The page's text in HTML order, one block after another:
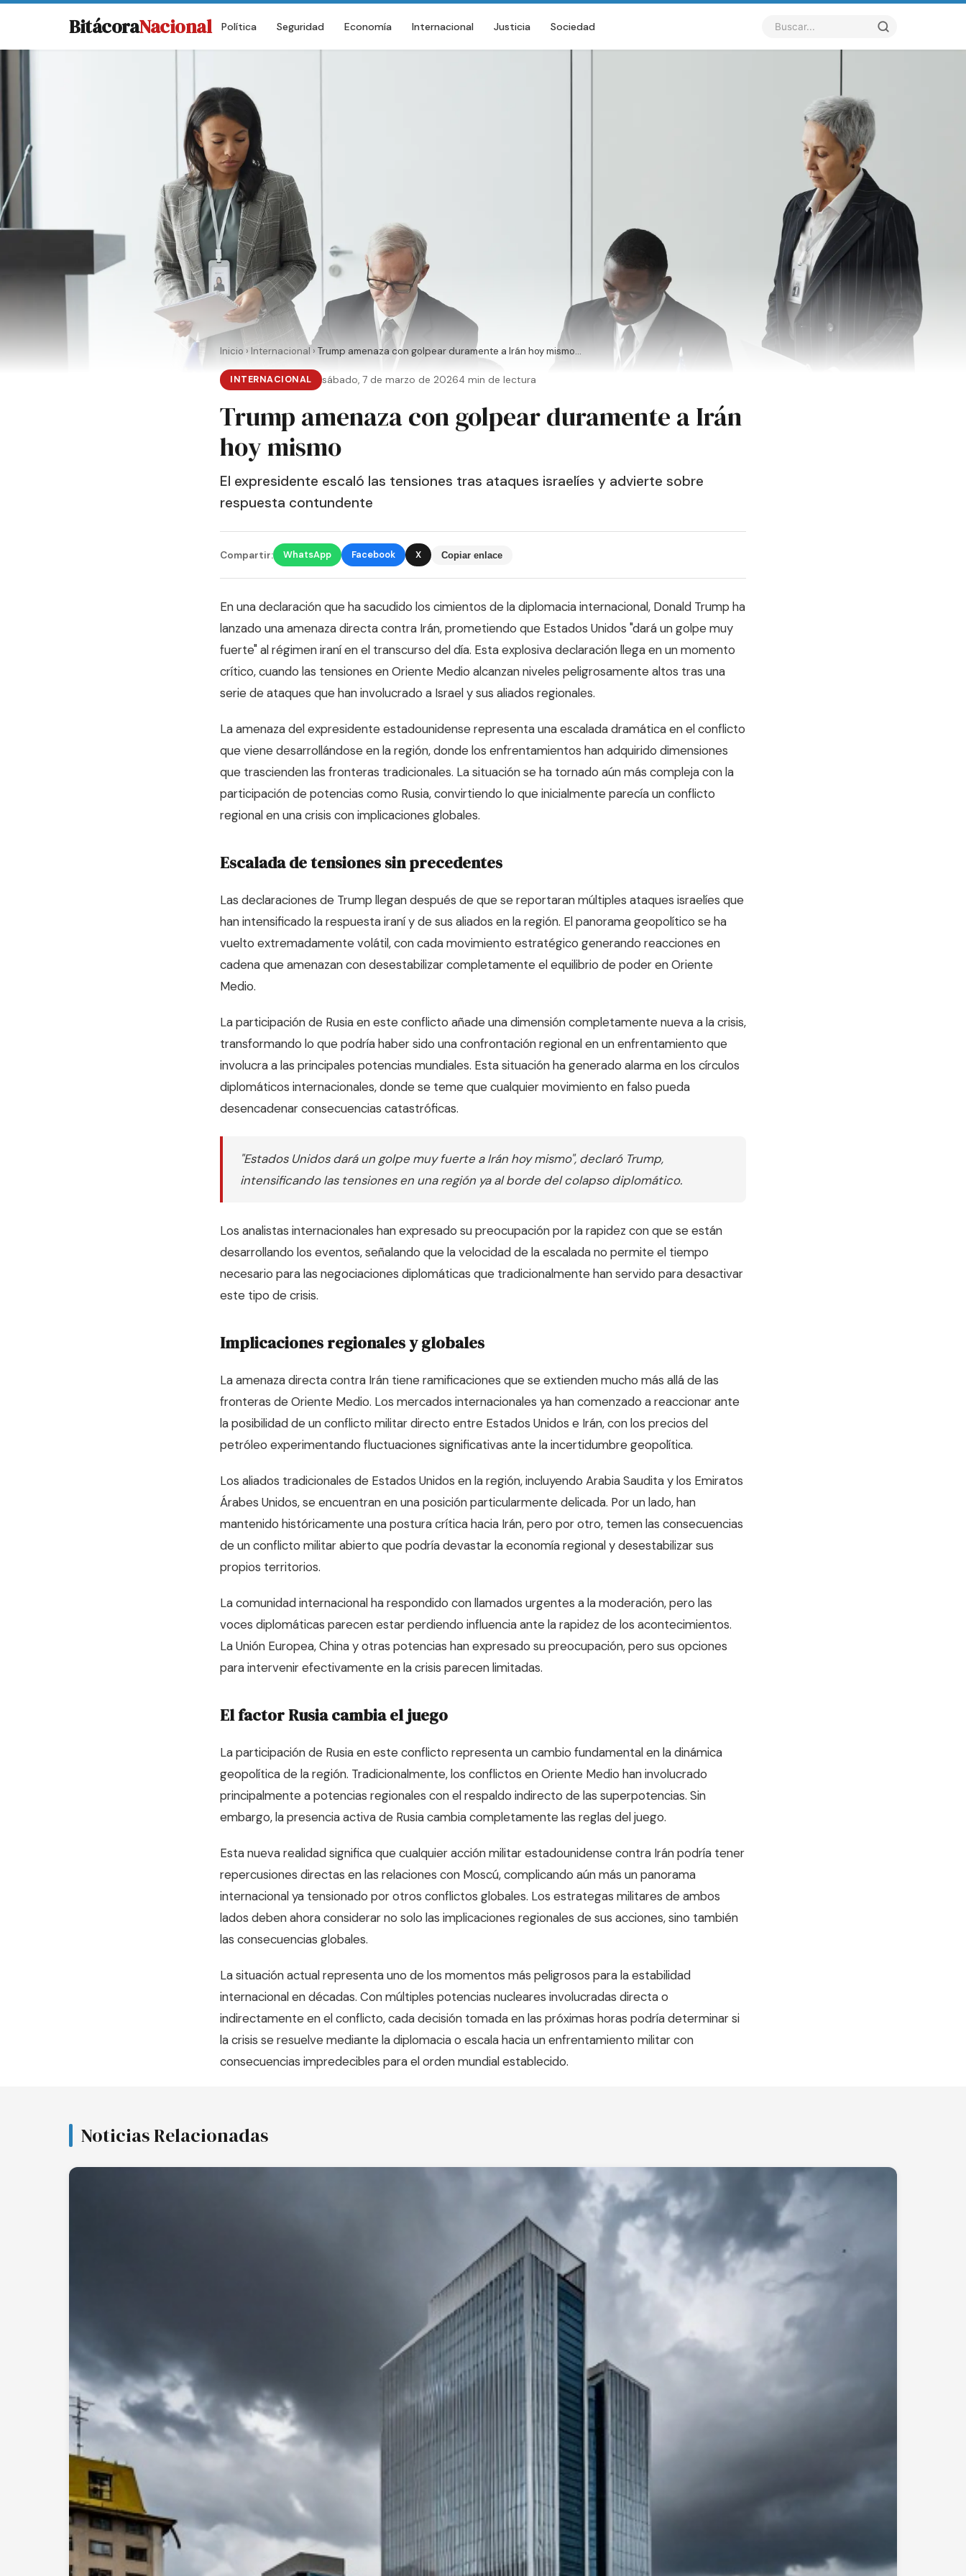
BitácoraNacional Política Seguridad Economía Internacional Justicia Sociedad
Inicio › Internacional › Trump amenaza con golpear duramente a Irán hoy mismo...
INTERNACIONAL sábado, 7 de marzo de 20264 min de lectura
Trump amenaza con golpear duramente a Irán
hoy mismo
El expresidente escaló las tensiones tras ataques israelíes y advierte sobre
respuesta contundente
Compartir: WhatsApp Facebook X Copiar enlace
En una declaración que ha sacudido los cimientos de la diplomacia internacional, Donald Trump ha
lanzado una amenaza directa contra Irán, prometiendo que Estados Unidos "dará un golpe muy
fuerte" al régimen iraní en el transcurso del día. Esta explosiva declaración llega en un momento
crítico, cuando las tensiones en Oriente Medio alcanzan niveles peligrosamente altos tras una
serie de ataques que han involucrado a Israel y sus aliados regionales.
La amenaza del expresidente estadounidense representa una escalada dramática en el conflicto
que viene desarrollándose en la región, donde los enfrentamientos han adquirido dimensiones
que trascienden las fronteras tradicionales. La situación se ha tornado aún más compleja con la
participación de potencias como Rusia, convirtiendo lo que inicialmente parecía un conflicto
regional en una crisis con implicaciones globales.
Escalada de tensiones sin precedentes
Las declaraciones de Trump llegan después de que se reportaran múltiples ataques israelíes que
han intensificado la respuesta iraní y de sus aliados en la región. El panorama geopolítico se ha
vuelto extremadamente volátil, con cada movimiento estratégico generando reacciones en
cadena que amenazan con desestabilizar completamente el equilibrio de poder en Oriente
Medio.
La participación de Rusia en este conflicto añade una dimensión completamente nueva a la crisis,
transformando lo que podría haber sido una confrontación regional en un enfrentamiento que
involucra a las principales potencias mundiales. Esta situación ha generado alarma en los círculos
diplomáticos internacionales, donde se teme que cualquier movimiento en falso pueda
desencadenar consecuencias catastróficas.
"Estados Unidos dará un golpe muy fuerte a Irán hoy mismo", declaró Trump,
intensificando las tensiones en una región ya al borde del colapso diplomático.
Los analistas internacionales han expresado su preocupación por la rapidez con que se están
desarrollando los eventos, señalando que la velocidad de la escalada no permite el tiempo
necesario para las negociaciones diplomáticas que tradicionalmente han servido para desactivar
este tipo de crisis.
Implicaciones regionales y globales
La amenaza directa contra Irán tiene ramificaciones que se extienden mucho más allá de las
fronteras de Oriente Medio. Los mercados internacionales ya han comenzado a reaccionar ante
la posibilidad de un conflicto militar directo entre Estados Unidos e Irán, con los precios del
petróleo experimentando fluctuaciones significativas ante la incertidumbre geopolítica.
Los aliados tradicionales de Estados Unidos en la región, incluyendo Arabia Saudita y los Emiratos
Árabes Unidos, se encuentran en una posición particularmente delicada. Por un lado, han
mantenido históricamente una postura crítica hacia Irán, pero por otro, temen las consecuencias
de un conflicto militar abierto que podría devastar la economía regional y desestabilizar sus
propios territorios.
La comunidad internacional ha respondido con llamados urgentes a la moderación, pero las
voces diplomáticas parecen estar perdiendo influencia ante la rapidez de los acontecimientos.
La Unión Europea, China y otras potencias han expresado su preocupación, pero sus opciones
para intervenir efectivamente en la crisis parecen limitadas.
El factor Rusia cambia el juego
La participación de Rusia en este conflicto representa un cambio fundamental en la dinámica
geopolítica de la región. Tradicionalmente, los conflictos en Oriente Medio han involucrado
principalmente a potencias regionales con el respaldo indirecto de las superpotencias. Sin
embargo, la presencia activa de Rusia cambia completamente las reglas del juego.
Esta nueva realidad significa que cualquier acción militar estadounidense contra Irán podría tener
repercusiones directas en las relaciones con Moscú, complicando aún más un panorama
internacional ya tensionado por otros conflictos globales. Los estrategas militares de ambos
lados deben ahora considerar no solo las implicaciones regionales de sus acciones, sino también
las consecuencias globales.
La situación actual representa uno de los momentos más peligrosos para la estabilidad
internacional en décadas. Con múltiples potencias nucleares involucradas directa o
indirectamente en el conflicto, cada decisión tomada en las próximas horas podría determinar si
la crisis se resuelve mediante la diplomacia o escala hacia un enfrentamiento militar con
consecuencias impredecibles para el orden mundial establecido.
Noticias Relacionadas